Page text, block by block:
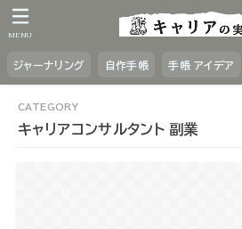
ジャーナリング 自作手帳 手帳 アイデア
MENU
キャリアコンサルタント 副業